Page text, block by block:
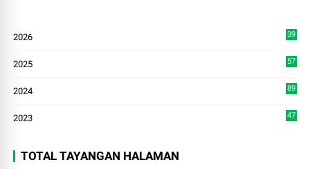
2026
39
2025
57
2024
89
2023 47
TOTAL TAYANGAN HALAMAN